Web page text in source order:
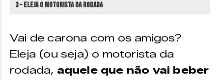
3 – Eleja o motorista da rodada
Vai de carona com os amigos?
Eleja (ou seja) o motorista da
rodada, aquele que não vai beber